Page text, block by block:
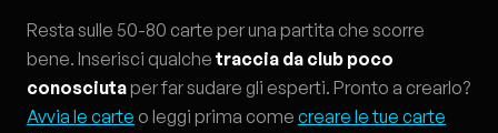
Resta sulle 50-80 carte per una partita che scorre
bene. Inserisci qualche traccia da club poco
conosciuta per far sudare gli esperti. Pronto a crearlo?
Avvia le carte o leggi prima come creare le tue carte